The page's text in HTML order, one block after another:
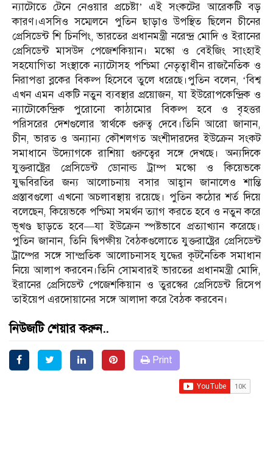
ন্যাটোতে টেনে নেওয়ার প্রচেষ্টা’ এই সংকটের আরেকটি বড়
কারণ।এসসিও সম্মেলনে পুতিন ছাড়াও উপস্থিত ছিলেন চীনের
প্রেসিডেন্ট শি চিনপিং, ভারতের প্রধানমন্ত্রী নরেন্দ্র মোদি ও ইরানের
প্রেসিডেন্ট মাসউদ পেজেশকিয়ান। মস্কো ও বেইজিং সাংহাই
সহযোগিতা সংস্থাকে ন্যাটোসহ পশ্চিমা নেতৃত্বাধীন রাজনৈতিক ও
নিরাপত্তা ব্লকের বিকল্প হিসেবে তুলে ধরেছে।পুতিন বলেন, ‘বিশ্ব
এখন এমন একটি নতুন ব্যবস্থার প্রয়োজন, যা ইউরোপকেন্দ্রিক ও
ন্যাটোকেন্দ্রিক পুরোনো কাঠামোর বিকল্প হবে ও বৃহত্তর
পরিসরের দেশগুলোর স্বার্থকে গুরুত্ব দেবে।তিনি আরো জানান,
চীন, ভারত ও অন্যান্য কৌশলগত অংশীদারদের ইউক্রেন সংকট
সমাধানে উদ্যোগকে রাশিয়া গুরুত্বের সঙ্গে দেখছে। অন্যদিকে
যুক্তরাষ্ট্রের প্রেসিডেন্ট ডোনাল্ড ট্রাম্প মস্কো ও কিয়েভকে
যুদ্ধবিরতির জন্য আলোচনায় বসার আহ্বান জানালেও শান্তি
প্রস্তাবগুলো এখনো অচলাবস্থায় রয়েছে। পুতিন কঠোর শর্ত দিয়ে
বলেছেন, কিয়েভকে পশ্চিমা সমর্থন ত্যাগ করতে হবে ও নতুন করে
ভূখণ্ড ছাড়তে হবে—যা ইউক্রেন স্পষ্টভাবে প্রত্যাখ্যান করেছে।
পুতিন জানান, তিনি দ্বিপক্ষীয় বৈঠকগুলোতে যুক্তরাষ্ট্রের প্রেসিডেন্ট
ট্রাম্পের সঙ্গে সাম্প্রতিক আলোচনাসহ যুদ্ধের কূটনৈতিক সমাধান
নিয়ে আলাপ করবেন।তিনি সোমবারই ভারতের প্রধানমন্ত্রী মোদি,
ইরানের প্রেসিডেন্ট পেজেশকিয়ান ও তুরস্কের প্রেসিডেন্ট রিসেপ
তাইয়েপ এরদোয়ানের সঙ্গে আলাদা করে বৈঠক করবেন।
নিউজটি শেয়ার করুন..
Print